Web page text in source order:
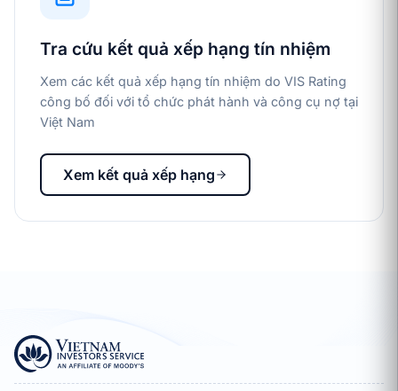
Tra cứu kết quả xếp hạng tín nhiệm
Xem các kết quả xếp hạng tín nhiệm do VIS Rating
công bố đối với tổ chức phát hành và công cụ nợ tại
Việt Nam
Xem kết quả xếp hạng